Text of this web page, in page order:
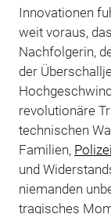
Innovationen
weit voraus,
Nachfolgerin,
der
revolutionäre
technischen
Familien, Polizei
und
niemanden
tragisches